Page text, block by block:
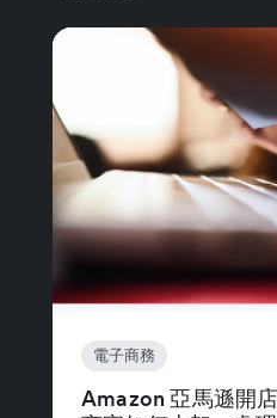
電子商務
Amazon 亞馬遜開